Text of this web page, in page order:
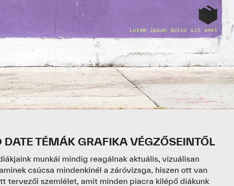
Partnereink
Krea kártya
Oktatóink
Kapcsolat
JELENTKEZEM
UI/
DATE TÉMÁK GRAFIKA VÉGZŐSEINTŐL
munkái mindig reagálnak aktuális, vizuálisan
csúcsa mindenkinél a záróvizsga, hiszen ott van
tervezői szemlélet, amit minden piacra kilépő diákunk